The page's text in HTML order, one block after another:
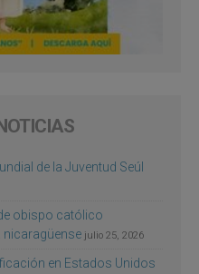
de la Juventud Seúl
obispo católico
nicaragüense julio 25, 2026
en Estados Unidos